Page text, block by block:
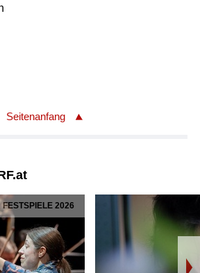
Seitenanfang
FESTSPIELE 2026